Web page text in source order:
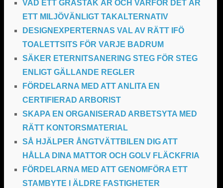
VAD ETT GRÄSTAK ÄR OCH VARFÖR DET ÄR
ETT MILJÖVÄNLIGT TAKALTERNATIV
DESIGNEXPERTERNAS VAL AV RÄTT IFÖ
TOALETTSITS FÖR VARJE BADRUM
SÄKER ETERNITSANERING STEG FÖR STEG
ENLIGT GÄLLANDE REGLER
FÖRDELARNA MED ATT ANLITA EN
CERTIFIERAD ARBORIST
SKAPA EN ORGANISERAD ARBETSYTA MED
RÄTT KONTORSMATERIAL
SÅ HJÄLPER ÅNGTVÄTTBILEN DIG ATT
HÅLLA DINA MATTOR OCH GOLV FLÄCKFRIA
FÖRDELARNA MED ATT GENOMFÖRA ETT
STAMBYTE I ÄLDRE FASTIGHETER